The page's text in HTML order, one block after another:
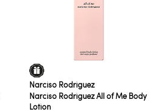
Narciso Rodriguez
Narciso Rodriguez All of Me Body
Lotion